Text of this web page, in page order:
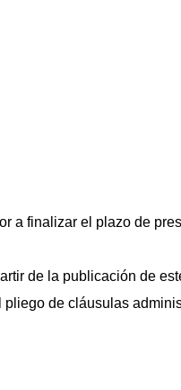
a finalizar el plazo de
de la publicación de
de cláusulas